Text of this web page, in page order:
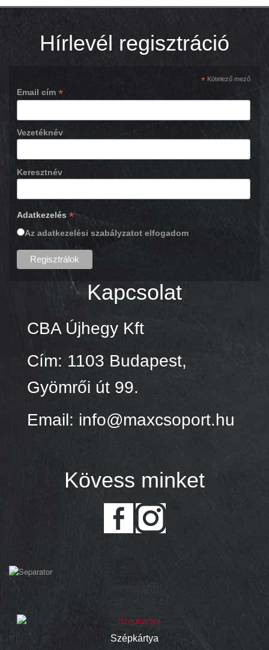
Hírlevél regisztráció
*Kötelező mező
Email cím *
Vezetéknév
Keresztnév
Adatkezelés *
Az adatkezelési szabályzatot elfogadom
Kapcsolat
CBA Újhegy Kft
Cím: 1103 Budapest,
Gyömrői út 99.
Email: info@maxcsoport.hu
Kövess minket
Szépkártya